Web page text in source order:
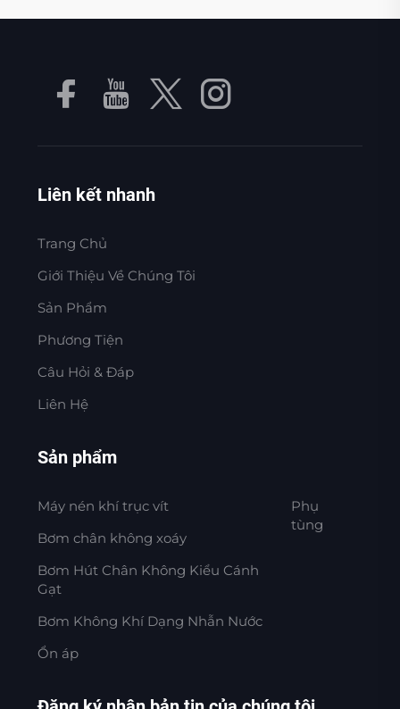
Liên kết nhanh
Trang Chủ
Giới Thiệu Về Chúng Tôi
Sản Phẩm
Phương Tiện
Câu Hỏi & Đáp
Liên Hệ
Sản phẩm
Máy nén khí trục vít
Bơm chân không xoáy
Bơm Hút Chân Không Kiểu Cánh
Gạt
Bơm Không Khí Dạng Nhẫn Nước
Ổn áp
Phụ
tùng